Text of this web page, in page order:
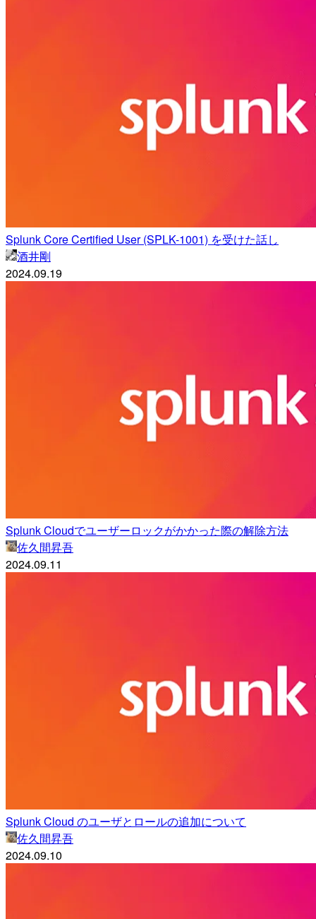
Splunk Core Certified User (SPLK-1001) を受けた話し
酒井剛
2024.09.19
Splunk Cloudでユーザーロックがかかった際の解除方法
佐久間昇吾
2024.09.11
Splunk Cloud のユーザとロールの追加について
佐久間昇吾
2024.09.10